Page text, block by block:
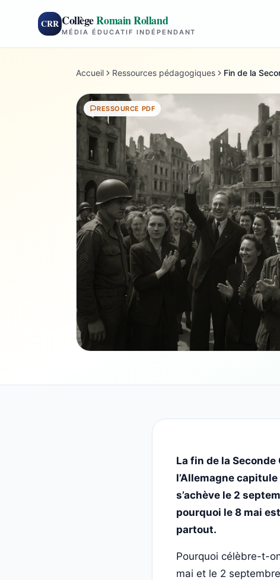
CRR CollègeRomain Rolland
MÉDIA ÉDUCATIF INDÉPENDANT
Accueil Ressources pédagogiques Fin de la
RESSOURCE PDF
La fin de la
l’Allemagne
s’achève le 2
pourquoi le 8 mai
partout.
Pourquoi célèbre-t-
mai et le 2